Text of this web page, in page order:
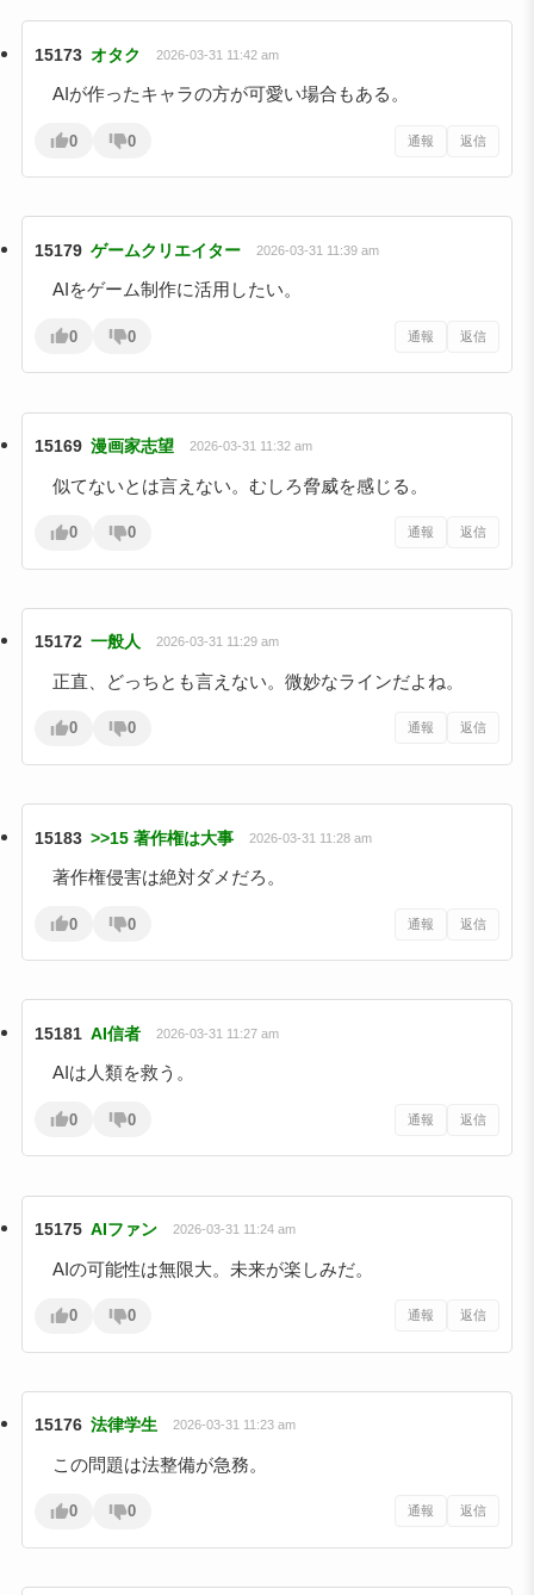
15173 オタク 2026-03-31 11:42 am
AIが作ったキャラの方が可愛い場合もある。
0 0 通報 返信
15179 ゲームクリエイター 2026-03-31 11:39 am
AIをゲーム制作に活用したい。
0 0 通報 返信
15169 漫画家志望 2026-03-31 11:32 am
似てないとは言えない。むしろ脅威を感じる。
0 0 通報 返信
15172 一般人 2026-03-31 11:29 am
正直、どっちとも言えない。微妙なラインだよね。
0 0 通報 返信
15183 >>15 著作権は大事 2026-03-31 11:28 am
著作権侵害は絶対ダメだろ。
0 0 通報 返信
15181 AI信者 2026-03-31 11:27 am
AIは人類を救う。
0 0 通報 返信
15175 AIファン 2026-03-31 11:24 am
AIの可能性は無限大。未来が楽しみだ。
0 0 通報 返信
15176 法律学生 2026-03-31 11:23 am
この問題は法整備が急務。
0 0 通報 返信